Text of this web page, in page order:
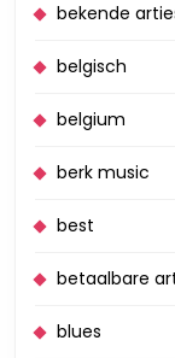
bekende
belgisch
belgium
berk music
best
betaalbare
blues